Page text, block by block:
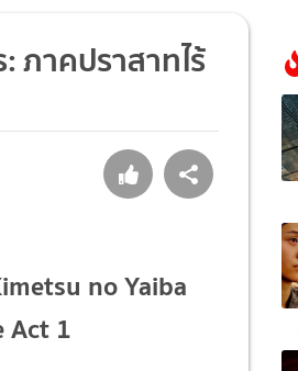
ภาคปราสาทไร้
no Yaiba
Act 1